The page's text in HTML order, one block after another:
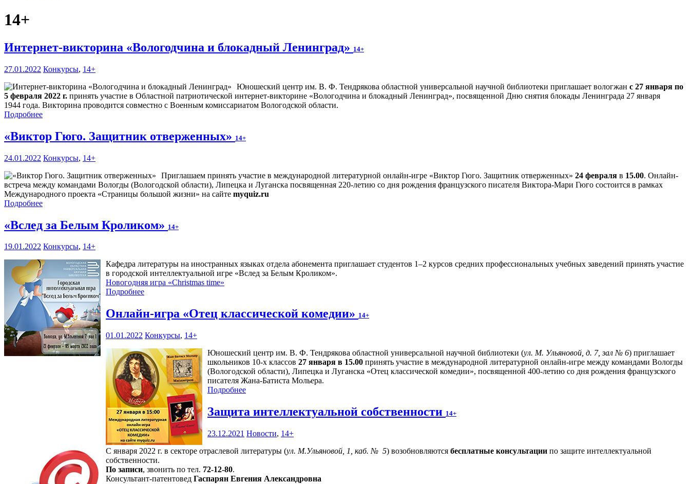
14+
Интернет-викторина «Вологодчина и блокадный Ленинград» 14+
27.01.2022 Конкурсы, 14+
Юношеский центр им. В. Ф. Тендрякова областной универсальной научной библиотеки приглашает вологжан с 27 января по
5 февраля 2022 г. принять участие в Областной патриотической интернет-викторине «Вологодчина и блокадный Ленинград», посвященной Дню снятия блокады Ленинграда 27 января
1944 года. Викторина проводится совместно с Военным комиссариатом Вологодской области.
Подробнее
«Виктор Гюго. Защитник отверженных» 14+
24.01.2022 Конкурсы, 14+
Приглашаем принять участие в международной литературной онлайн-игре «Виктор Гюго. Защитник отверженных» 24 февраля в 15.00. Онлайн-
встреча между командами Вологды (Вологодской области), Липецка и Луганска посвященная 220-летию со дня рождения французского писателя Виктора-Мари Гюго состоится в рамках
Международного проекта «Страницы большой жизни» на сайте myquiz.ru
Подробнее
«Вслед за Белым Кроликом» 14+
19.01.2022 Конкурсы, 14+
Кафедра литературы на иностранных языках отдела абонемента приглашает студентов 1–2 курсов средних профессиональных учебных заведений принять участие
в городской интеллектуальной игре «Вслед за Белым Кроликом».
Новогодняя игра «Christmas time»
Подробнее
Онлайн-игра «Отец классической комедии» 14+
01.01.2022 Конкурсы, 14+
Юношеский центр им. В. Ф. Тендрякова областной универсальной научной библиотеки (ул. М. Ульяновой, д. 7, зал № 6) приглашает
школьников 10-х классов 27 января в 15.00 принять участие в международной литературной онлайн-игре между командами Вологды
(Вологодской области), Липецка и Луганска «Отец классической комедии», посвященной 400-летию со дня рождения французского
писателя Жана-Батиста Мольера.
Подробнее
Защита интеллектуальной собственности 14+
23.12.2021 Новости, 14+
С января 2022 г. в секторе отраслевой литературы (ул. М.Ульяновой, 1, каб. № 5) возобновляются бесплатные консультации по защите интеллектуальной
собственности.
По записи, звонить по тел. 72-12-80.
Консультант-патентовед Гаспарян Евгения Александровна